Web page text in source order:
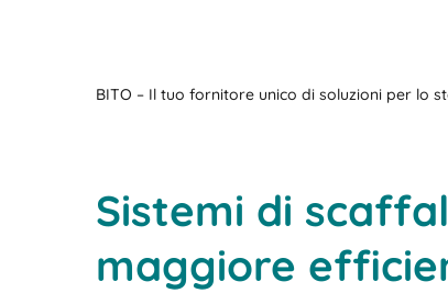
BITO – Il tuo fornitore unico di soluzioni per lo
Sistemi di
maggiore